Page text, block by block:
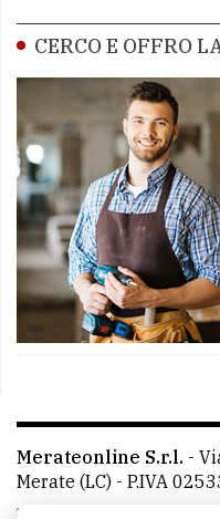
CERCO E OFFRO
Merateonline S.r.l. -
Merate (LC) - P.IVA
Telefono: